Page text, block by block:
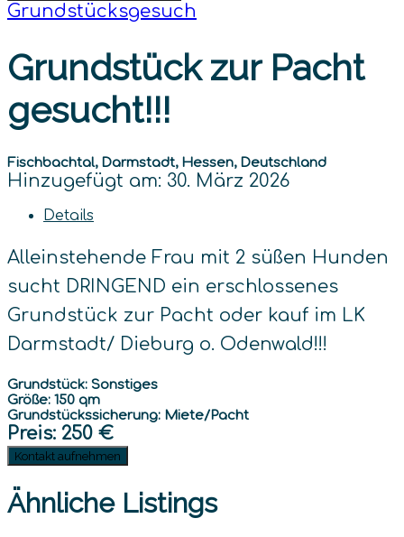
Grundstücksgesuch
Grundstück zur Pacht
gesucht!!!
Fischbachtal, Darmstadt, Hessen, Deutschland
Hinzugefügt am: 30. März 2026
Details
Alleinstehende Frau mit 2 süßen Hunden
sucht DRINGEND ein erschlossenes
Grundstück zur Pacht oder kauf im LK
Darmstadt/ Dieburg o. Odenwald!!!
Grundstück: Sonstiges
Größe: 150 qm
Grundstückssicherung: Miete/Pacht
Preis: 250 €
Kontakt aufnehmen
Ähnliche Listings